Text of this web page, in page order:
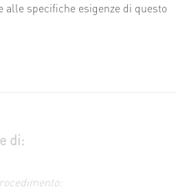
specifiche esigenze di questo
di: